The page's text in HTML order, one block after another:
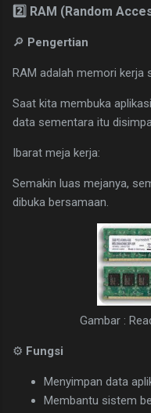
2️⃣ RAM (Random
🔎 Pengertian
RAM adalah memori kerja
Saat kita membuka
data sementara itu
Ibarat meja kerja:
Semakin luas mejanya,
dibuka bersamaan.
Gambar :
⚙ Fungsi
Menyimpan data
Membantu sistem